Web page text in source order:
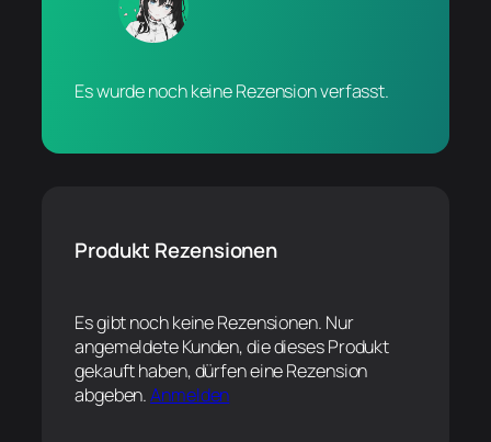
Es wurde noch keine Rezension verfasst.
Produkt Rezensionen
Es gibt noch keine Rezensionen. Nur
angemeldete Kunden, die dieses Produkt
gekauft haben, dürfen eine Rezension
abgeben.Anmelden